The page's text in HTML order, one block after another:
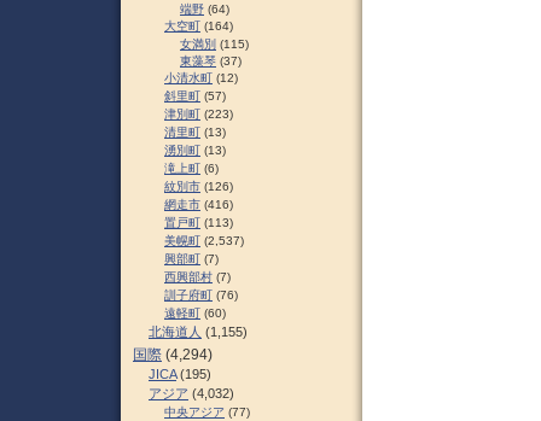
端野 (64)
大空町 (164)
女満別 (115)
東藻琴 (37)
小清水町 (12)
斜里町 (57)
津別町 (223)
清里町 (13)
湧別町 (13)
滝上町 (6)
紋別市 (126)
網走市 (416)
置戸町 (113)
美幌町 (2,537)
興部町 (7)
西興部村 (7)
訓子府町 (76)
遠軽町 (60)
北海道人 (1,155)
国際 (4,294)
JICA(195)
アジア (4,032)
中央アジア (77)